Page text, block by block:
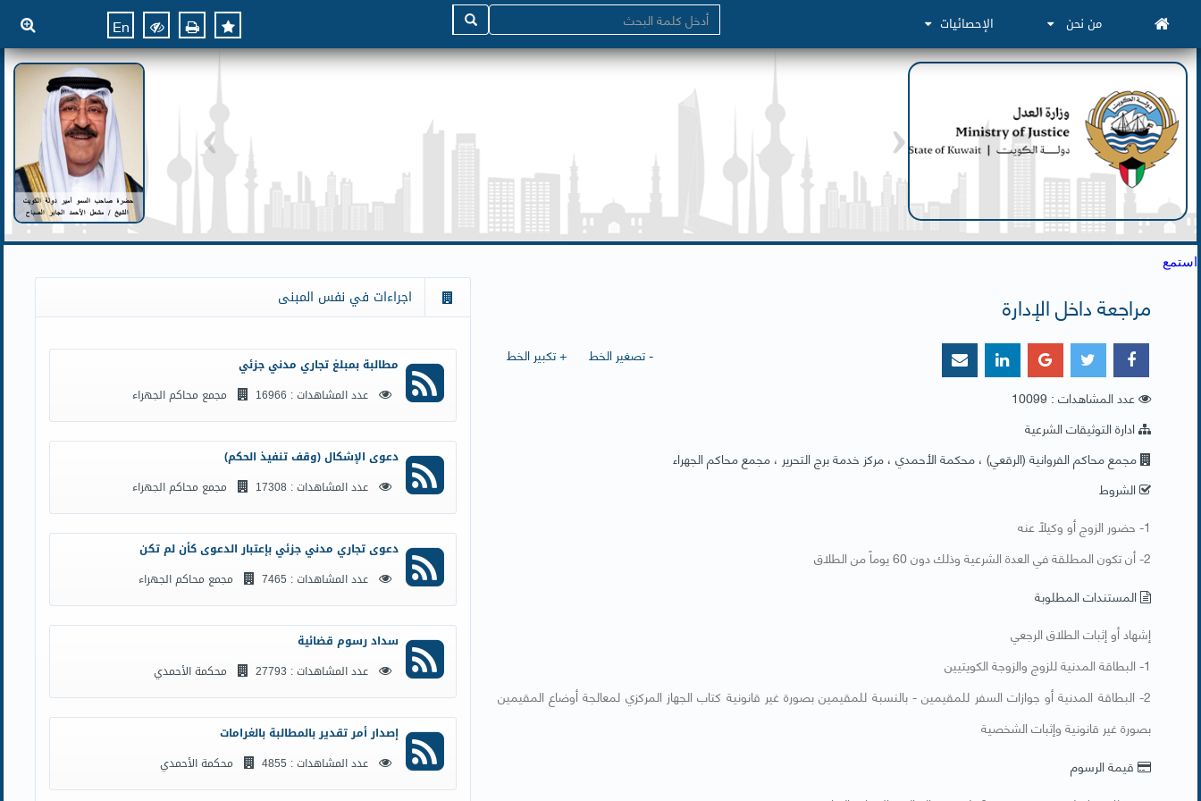
من نحن الإحصائيات En
استمع
مراجعة داخل الإدارة
+ تكبير الخط
- تصغير الخط
عدد المشاهدات : 10099
ادارة التوثيقات الشرعية
مجمع محاكم الفروانية (الرقعي) ، محكمة الأحمدي ، مركز خدمة برج التحرير ، مجمع محاكم الجهراء
الشروط
1- حضور الزوج أو وكيلاً عنه
2- أن تكون المطلقة في العدة الشرعية وذلك دون 60 يوماً من الطلاق
المستندات المطلوبة
إشهاد أو إثبات الطلاق الرجعي
1- البطاقة المدنية للزوج والزوجة الكويتيين
2- البطاقة المدنية أو جوازات السفر للمقيمين - بالنسبة للمقيمين بصورة غير قانونية كتاب الجهاز المركزي لمعالجة أوضاع المقيمين
بصورة غير قانونية وإثبات الشخصية
قيمة الرسوم
اجراءات في نفس المبنى
مطالبة بمبلغ تجاري مدني جزئي
عدد المشاهدات : 16966
مجمع محاكم الجهراء
دعوى الإشكال (وقف تنفيذ الحكم)
عدد المشاهدات : 17308
مجمع محاكم الجهراء
دعوى تجاري مدني جزئي بإعتبار الدعوى كأن لم تكن
عدد المشاهدات : 7465
مجمع محاكم الجهراء
سداد رسوم قضائية
عدد المشاهدات : 27793
محكمة الأحمدي
إصدار أمر تقدير بالمطالبة بالغرامات
عدد المشاهدات : 4855
محكمة الأحمدي